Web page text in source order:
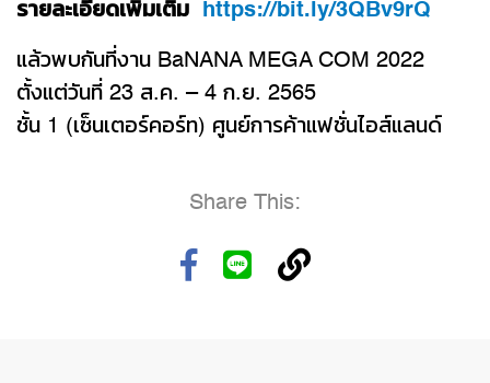
รายละเอียดเพิ่มเติม https://bit.ly/3QBv9rQ
แล้วพบกันที่งาน BaNANA MEGA COM 2022
ตั้งแต่วันที่ 23 ส.ค. – 4 ก.ย. 2565
ชั้น 1 (เซ็นเตอร์คอร์ท) ศูนย์การค้าแฟชั่นไอส์แลนด์
Share This: